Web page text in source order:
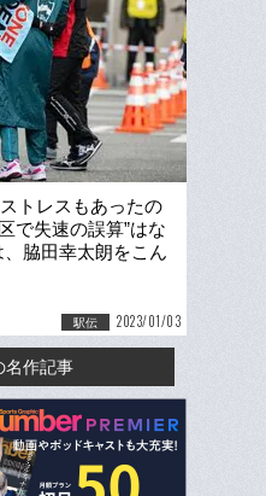
トレスもあったの
で失速の誤算”はな
脇田幸太朗をこん
駅伝 2023/01/03
名作記事